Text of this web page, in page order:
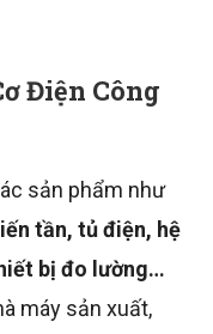
Điện Công
sản phẩm như
tần, tủ điện, hệ
bị đo lường…
máy sản xuất,